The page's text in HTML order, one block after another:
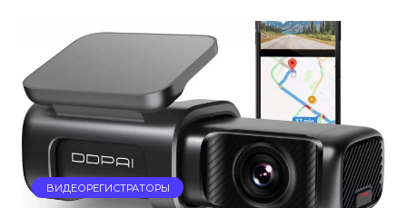
ВИДЕОРЕГИСТРАТОРЫ